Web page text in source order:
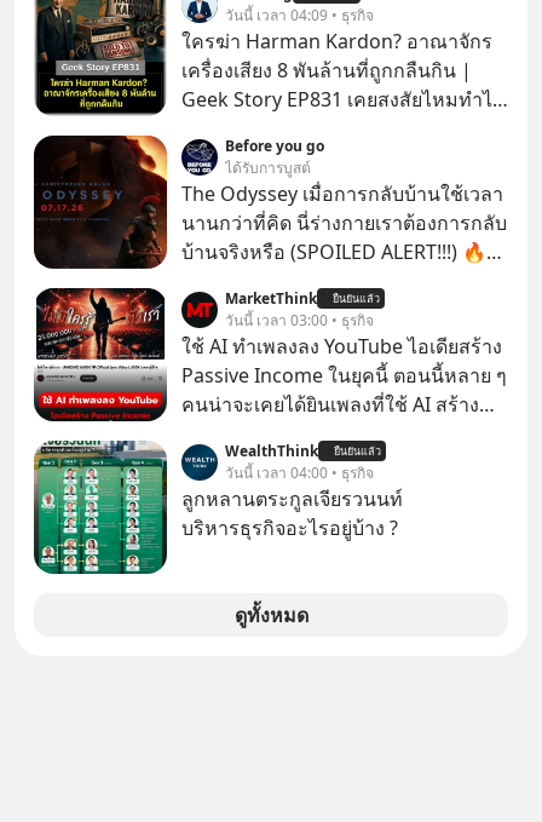
วันนี้ เวลา 04:09 • ธุรกิจ
ใครฆ่า Harman Kardon? อาณาจักร
เครื่องเสียง 8 พันล้านที่ถูกกลืนกิน |
Geek Story EP831 เคยสงสัยไหมทำไม
กล่องมือถือ? หรือลำโพง JBL ถึงวางขาย
เกลื่อนตามห้างทั่วไป? ทั้งที่จริง ๆ แล้ว
ชื่อเหล่านี้คือ “ตำนาน” ระดับเทพที่นัก
เล่นเครื่องเสียงยุคก่อนยอมจ่ายเงินหลัก
แสนเพื่อครอบครอง แต่เบื้องหลังความ
แมสนี้ มีโศกนาฏกรรมของโลกธุรกิจ
ซ่อนอยู่ อาณาจักรเครื่องเสียงที่ยิ่งใหญ่
ที่สุดบนโลก ถูกกว้านซื้อไปด้วยมูลค่า 8
พันล้านดอลลาร์โดย Samsung และสิ่ง
ที่เจ็บปวดที่สุดคือ ยักษ์ใหญ่จาก
เกาหลีใต้ไม่ได้ซื้อเพราะหลงใหลใน
เสียงเพลง แต่ซื้อเพื่อเป็นทางลัดเอา
เทคโนโลยีไปใส่ในหน้าปัดรถยนต์
อัจฉริยะ จากจุดสูงสุดของศิลปะแห่ง
บริษัทอื่น เลือกฟังกันได้เลยนะครับ อย่า
Before you go
ได้รับการบูสต์
The Odyssey เมื่อการกลับบ้านใช้เวลา
นานกว่าที่คิด นี่ร่างกายเราต้องการกลับ
บ้านจริงหรือ (SPOILED ALERT!!!) 🔥
MarketThink ยืนยันแล้ว
วันนี้ เวลา 03:00 • ธุรกิจ
ใช้ AI ทำเพลงลง YouTube ไอเดียสร้าง
Passive Income ในยุคนี้ ตอนนี้หลาย ๆ
คนน่าจะเคยได้ยินเพลงที่ใช้ AI สร้าง
รู้ตัวเรา” จากช่องชื่อว่า UNHEARD
MUSIC ที่ตอนนี้มียอดรับชมกว่า 26
ล้านครั้งแล้ว
WealthThink ยืนยันแล้ว
วันนี้ เวลา 04:00 • ธุรกิจ
ลูกหลานตระกูลเจียรวนนท์
บริหารธุรกิจอะไรอยู่บ้าง ?
ดูทั้งหมด